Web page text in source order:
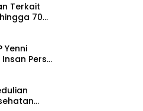
Terkait
700
Yenni
Insan Pers